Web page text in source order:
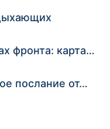
фронта: карта…
послание от…